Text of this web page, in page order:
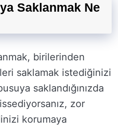
Saklanmak Ne
birilerinden
saklamak istediğinizi
saklandığınızda
zor
korumaya